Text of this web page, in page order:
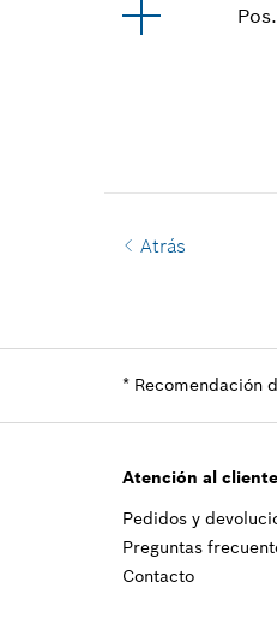
Pos.
Atrás
* Recomendación
Atención al cliente
Pedidos y
Preguntas
Contacto